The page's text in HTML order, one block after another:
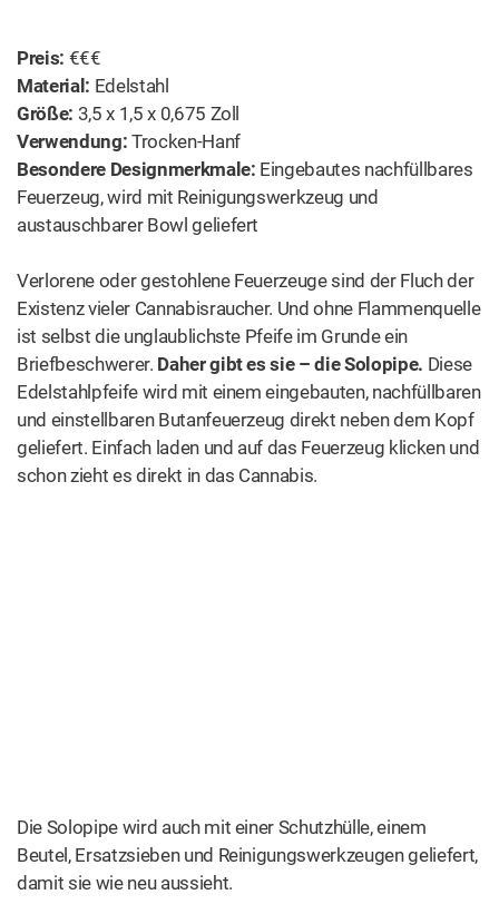
Preis: €€€
Material: Edelstahl
Größe: 3,5 x 1,5 x 0,675 Zoll
Verwendung: Trocken-Hanf
Besondere Designmerkmale: Eingebautes nachfüllbares
Feuerzeug, wird mit Reinigungswerkzeug und
austauschbarer Bowl geliefert
Verlorene oder gestohlene Feuerzeuge sind der Fluch der
Existenz vieler Cannabisraucher. Und ohne Flammenquelle
ist selbst die unglaublichste Pfeife im Grunde ein
Briefbeschwerer. Daher gibt es sie – die Solopipe. Diese
Edelstahlpfeife wird mit einem eingebauten, nachfüllbaren
und einstellbaren Butanfeuerzeug direkt neben dem Kopf
geliefert. Einfach laden und auf das Feuerzeug klicken und
schon zieht es direkt in das Cannabis.
Die Solopipe wird auch mit einer Schutzhülle, einem
Beutel, Ersatzsieben und Reinigungswerkzeugen geliefert,
damit sie wie neu aussieht.